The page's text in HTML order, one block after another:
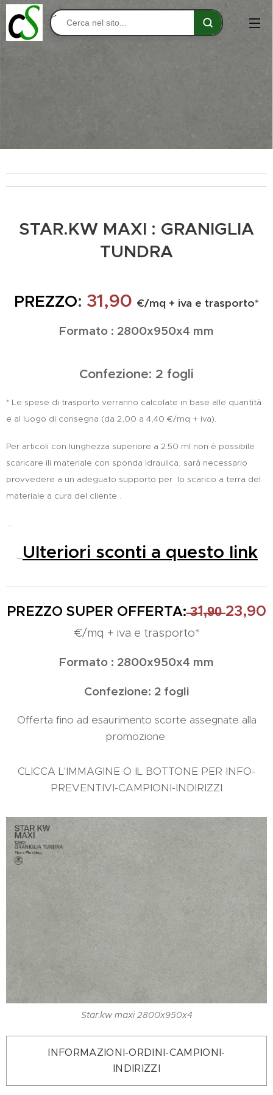
>
STAR.KW MAXI : GRANIGLIA
TUNDRA
PREZZO: 31,90 €/mq + iva e trasporto*
Formato : 2800x950x4 mm
Confezione: 2 fogli
* Le spese di trasporto verranno calcolate in base alle quantità
e al luogo di consegna (da 2,00 a 4,40 €/mq + iva).
Per articoli con lunghezza superiore a 2.50 ml non è possibile
scaricare ili materiale con sponda idraulica, sarà necessario
provvedere a un adeguato supporto per lo scarico a terra del
materiale a cura del cliente .
.
. Ulteriori sconti a questo link
PREZZO SUPER OFFERTA:̶3̶1,̶9̶0̶23,90
€/mq + iva e trasporto*
Formato : 2800x950x4 mm
Confezione: 2 fogli
Offerta fino ad esaurimento scorte assegnate alla
promozione
CLICCA L'IMMAGINE O IL BOTTONE PER INFO-
PREVENTIVI-CAMPIONI-INDIRIZZI
Star.kw maxi 2800x950x4
INFORMAZIONI-ORDINI-CAMPIONI-
INDIRIZZI